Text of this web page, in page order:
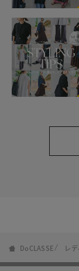
DoCLASSE レデ